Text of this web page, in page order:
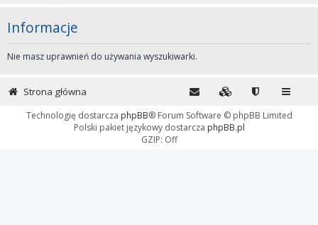
Informacje
Nie masz uprawnień do używania wyszukiwarki.
Strona główna
Technologię dostarcza phpBB® Forum Software © phpBB Limited
Polski pakiet językowy dostarcza phpBB.pl
GZIP: Off